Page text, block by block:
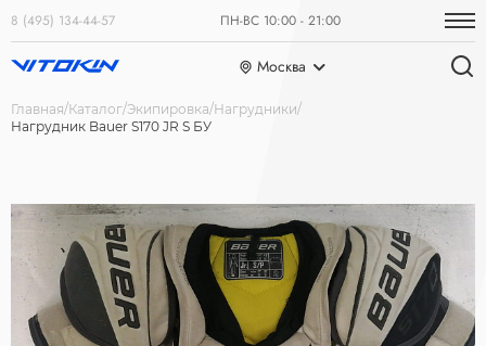
8 (495) 134-44-57 ПН-ВС 10:00 - 21:00
Москва
Главная Каталог Экипировка Нагрудники
Нагрудник Bauer S170 JR S БУ